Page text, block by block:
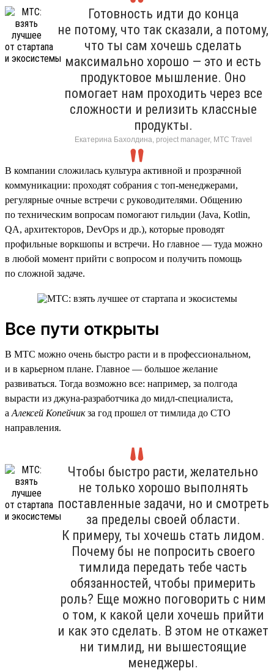
Готовность идти до конца
не потому, что так сказали, а потому,
что ты сам хочешь сделать
максимально хорошо — это и есть
продуктовое мышление. Оно
помогает нам проходить через все
сложности и релизить классные
продукты.
Екатерина Бахолдина, project manager, МТС Travel
В компании сложилась культура активной и прозрачной
коммуникации: проходят собрания с топ-менеджерами,
регулярные очные встречи с руководителями. Общению
по техническим вопросам помогают гильдии (Java, Kotlin,
QA, архитекторов, DevOps и др.), которые проводят
профильные воркшопы и встречи. Но главное — туда можно
в любой момент прийти с вопросом и получить помощь
по сложной задаче.
Все пути открыты
В МТС можно очень быстро расти и в профессиональном,
и в карьерном плане. Главное — большое желание
развиваться. Тогда возможно все: например, за полгода
вырасти из джуна-разработчика до мидл-специалиста,
а Алексей Копейчикза год прошел от тимлида до CTO
направления.
Чтобы быстро расти, желательно
не только хорошо выполнять
поставленные задачи, но и смотреть
за пределы своей области.
К примеру, ты хочешь стать лидом.
Почему бы не попросить своего
тимлида передать тебе часть
обязанностей, чтобы примерить
роль? Еще можно поговорить с ним
о том, к какой цели хочешь прийти
и как это сделать. В этом не откажет
ни тимлид, ни вышестоящие
менеджеры.